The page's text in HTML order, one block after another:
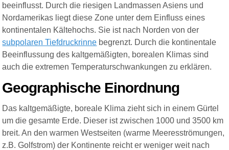
beeinflusst. Durch die riesigen Landmassen Asiens und
Nordamerikas liegt diese Zone unter dem Einfluss eines
kontinentalen Kältehochs. Sie ist nach Norden von der
subpolaren Tiefdruckrinne begrenzt. Durch die kontinentale
Beeinflussung des kaltgemäßigten, borealen Klimas sind
auch die extremen Temperaturschwankungen zu erklären.
Geographische Einordnung
Das kaltgemäßigte, boreale Klima zieht sich in einem Gürtel
um die gesamte Erde. Dieser ist zwischen 1000 und 3500 km
breit. An den warmen Westseiten (warme Meeresströmungen,
z.B. Golfstrom) der Kontinente reicht er weniger weit nach